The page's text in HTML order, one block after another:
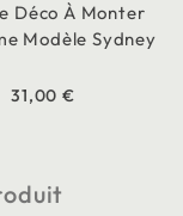
Déco À Monter
Modèle Sydney
31,00 €